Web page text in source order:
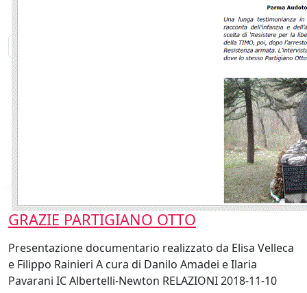
GRAZIE PARTIGIANO OTTO
Presentazione documentario realizzato da Elisa Velleca
e Filippo Rainieri A cura di Danilo Amadei e Ilaria
Pavarani IC Albertelli-Newton RELAZIONI 2018-11-10